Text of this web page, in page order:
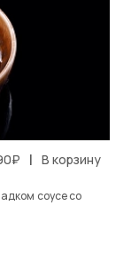
| В корзину
соусе со